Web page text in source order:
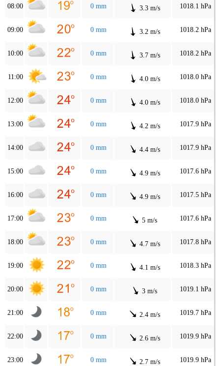
08:00 0 mm 3.3 m/s 1018.1 hPa
09:00 0 mm 3.2 m/s 1018.2 hPa
10:00 0 mm 3.7 m/s 1018.2 hPa
11:00 0 mm 4.0 m/s 1018.0 hPa
12:00 0 mm 4.0 m/s 1018.0 hPa
13:00 0 mm 4.2 m/s 1017.9 hPa
14:00 0 mm 4.4 m/s 1017.9 hPa
15:00 0 mm 4.9 m/s 1017.6 hPa
16:00 0 mm 4.9 m/s 1017.5 hPa
17:00 0 mm 5 m/s 1017.6 hPa
18:00 0 mm 4.7 m/s 1017.8 hPa
19:00 0 mm 4.1 m/s 1018.3 hPa
20:00 0 mm 3 m/s 1019.1 hPa
21:00 0 mm 2.4 m/s 1019.7 hPa
22:00 0 mm 2.6 m/s 1019.9 hPa
23:00 0 mm 2.7 m/s 1019.9 hPa